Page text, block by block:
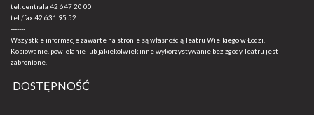
tel. centrala 42 647 20 00
tel./fax42 631 95 52
-------
Wszystkie informacje zawarte na stronie są własnością Teatru Wielkiego w Łodzi.
Kopiowanie, powielanie lub jakiekolwiek inne wykorzystywanie bez zgody Teatru jest
zabronione.
DOSTĘPNOŚĆ